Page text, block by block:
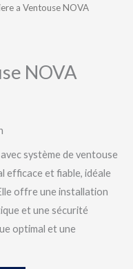
a Ventouse NOVA
NOVA
système de ventouse
efficace et fiable, idéale
offre une installation
et une sécurité
optimal et une